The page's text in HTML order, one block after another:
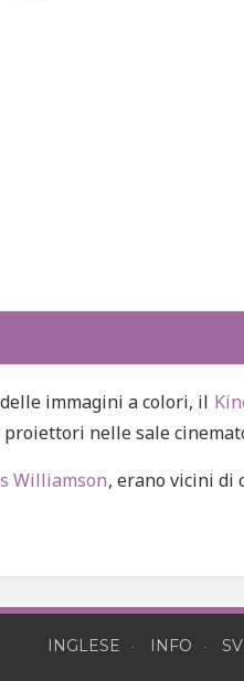
immagini a colori, il
nelle sale
Williamson, erano vicini di
INGLESE INFO